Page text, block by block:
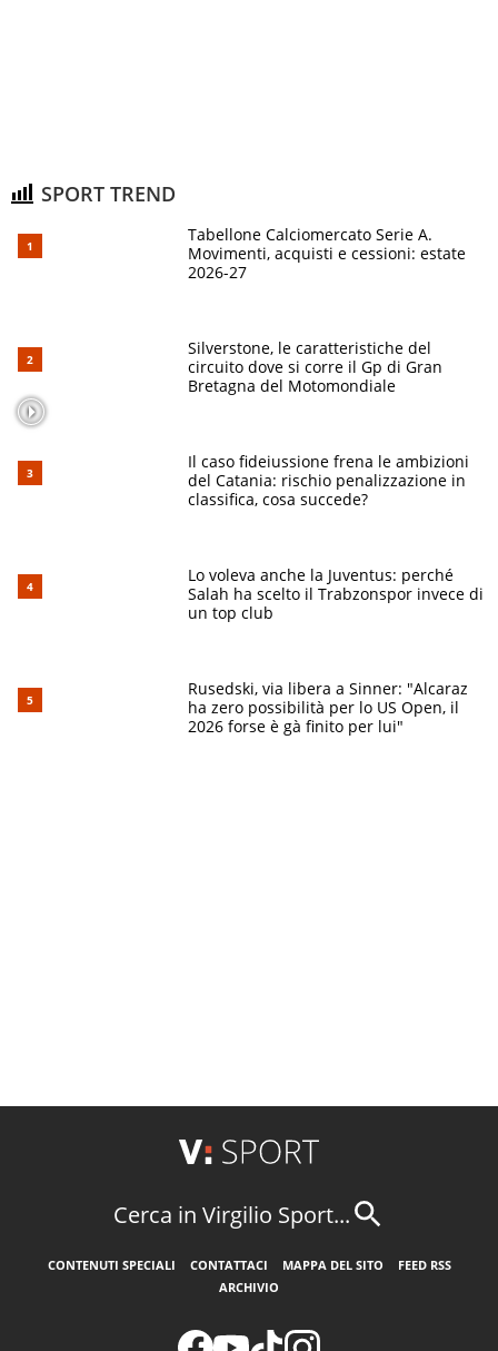
SPORT TREND
Tabellone Calciomercato Serie A.
Movimenti, acquisti e cessioni: estate
2026-27
Silverstone, le caratteristiche del
circuito dove si corre il Gp di Gran
Bretagna del Motomondiale
Il caso fideiussione frena le ambizioni
del Catania: rischio penalizzazione in
classifica, cosa succede?
Lo voleva anche la Juventus: perché
Salah ha scelto il Trabzonspor invece di
un top club
Rusedski, via libera a Sinner: "Alcaraz
ha zero possibilità per lo US Open, il
2026 forse è gà finito per lui"
Cerca in Virgilio Sport...
CONTENUTI SPECIALI CONTATTACI MAPPA DEL SITO
FEED RSS
ARCHIVIO